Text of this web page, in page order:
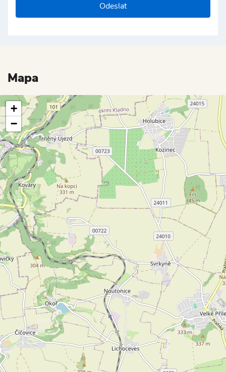
Odeslat
Mapa
+
−